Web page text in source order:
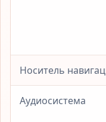
Носитель
Аудиосистема